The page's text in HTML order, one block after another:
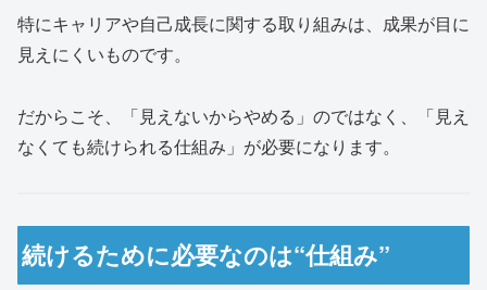
特にキャリアや自己成長に関する取り組みは、成果が目に
見えにくいものです。
だからこそ、「見えないからやめる」のではなく、「見え
なくても続けられる仕組み」が必要になります。
続けるために必要なのは“仕組み”